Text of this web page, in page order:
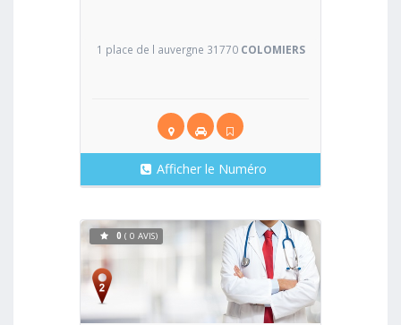
1 place de l auvergne 31770 COLOMIERS
Afficher le Numéro
Voir
0 ( 0 AVIS)